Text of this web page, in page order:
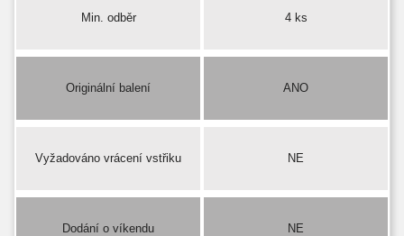
Min. odběr 4 ks
Originální balení ANO
Vyžadováno vrácení vstřiku NE
Dodání o víkendu NE